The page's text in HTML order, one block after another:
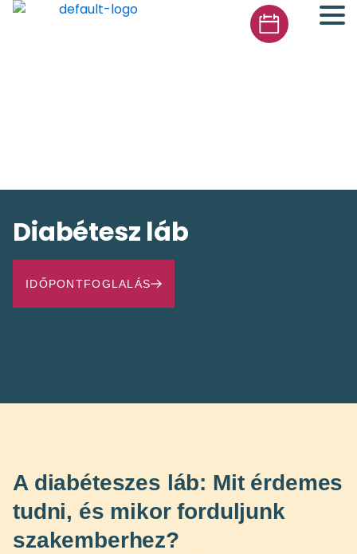
Diabétesz láb
IDŐPONTFOGLALÁS
A diabéteszes láb: Mit érdemes
tudni, és mikor forduljunk
szakemberhez?